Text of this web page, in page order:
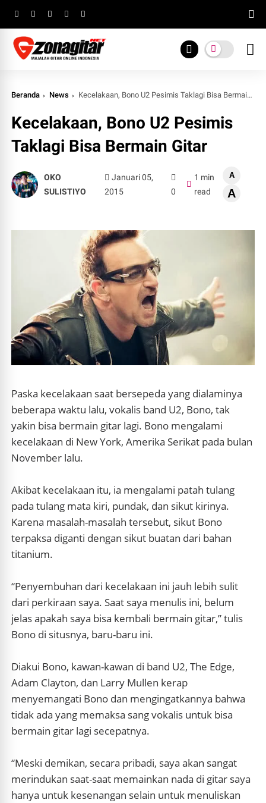
Beranda News Kecelakaan, Bono U2 Pesimis Taklagi Bisa Bermain Gitar
Kecelakaan, Bono U2 Pesimis
Taklagi Bisa Bermain Gitar
OKO
SULISTIYO
Januari 05,
2015
0
1 min
read
A
A
Paska kecelakaan saat bersepeda yang dialaminya
beberapa waktu lalu, vokalis band U2, Bono, tak
yakin bisa bermain gitar lagi. Bono mengalami
kecelakaan di New York, Amerika Serikat pada bulan
November lalu.
Akibat kecelakaan itu, ia mengalami patah tulang
pada tulang mata kiri, pundak, dan sikut kirinya.
Karena masalah-masalah tersebut, sikut Bono
terpaksa diganti dengan sikut buatan dari bahan
titanium.
“Penyembuhan dari kecelakaan ini jauh lebih sulit
dari perkiraan saya. Saat saya menulis ini, belum
jelas apakah saya bisa kembali bermain gitar,” tulis
Bono di situsnya, baru-baru ini.
Diakui Bono, kawan-kawan di band U2, The Edge,
Adam Clayton, dan Larry Mullen kerap
menyemangati Bono dan mengingatkannya bahwa
tidak ada yang memaksa sang vokalis untuk bisa
bermain gitar lagi secepatnya.
“Meski demikan, secara pribadi, saya akan sangat
merindukan saat-saat memainkan nada di gitar saya
hanya untuk kesenangan selain untuk menuliskan